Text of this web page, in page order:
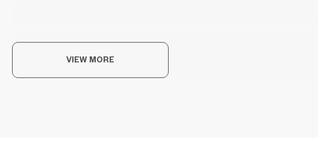
VIEW MORE